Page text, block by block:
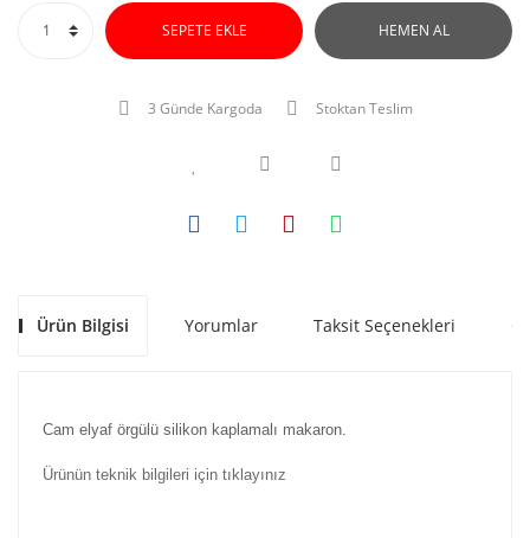
SEPETE EKLE HEMEN AL
3 Günde Kargoda Stoktan Teslim
Ürün Bilgisi Yorumlar Taksit Seçenekleri
Cam elyaf örgülü silikon kaplamalı makaron.
Ürünün teknik bilgileri için tıklayınız